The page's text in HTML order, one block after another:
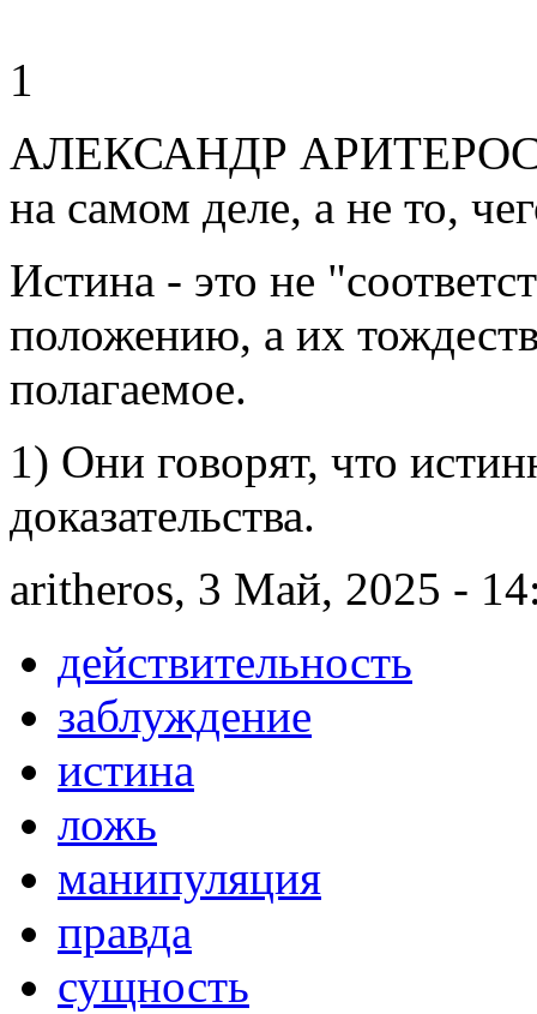
1
АЛЕКСАНДР АРИТЕРОС.
на самом деле, а не то,
Истина - это не
положению, а их
полагаемое.
1) Они говорят, что
доказательства.
aritheros, 3 Май, 2025 -
действительность
заблуждение
истина
ложь
манипуляция
правда
сущность